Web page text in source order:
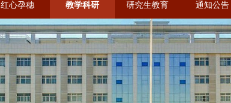
红心孕穗 教学科研 研究生教育 通知公告